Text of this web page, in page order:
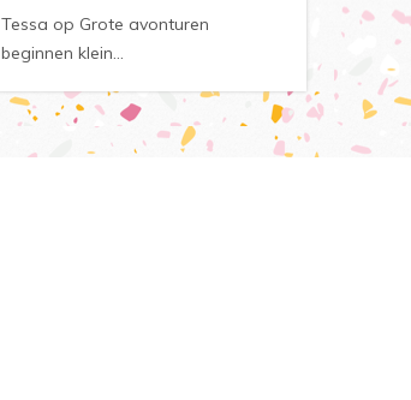
Tessa op Grote avonturen
beginnen klein…